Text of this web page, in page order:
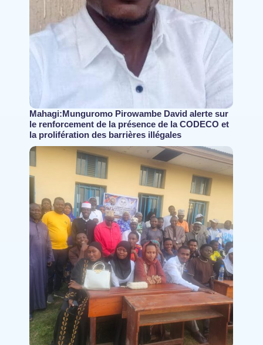
Mahagi:Munguromo Pirowambe David alerte sur
le renforcement de la présence de la CODECO et
la prolifération des barrières illégales